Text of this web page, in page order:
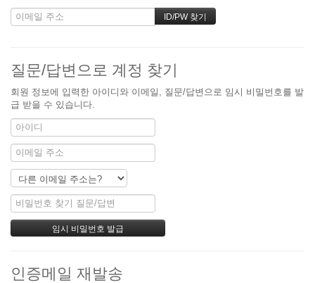
질문/답변으로 계정 찾기
회원 정보에 입력한 아이디와 이메일, 질문/답변으로 임시 비밀번호를 발
급 받을 수 있습니다.
인증메일 재발송